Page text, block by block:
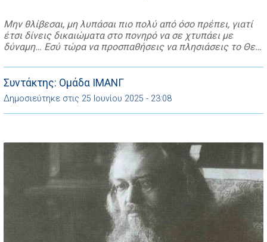
ΕΠΙΚΟΙΝΩΝΙΑ
Μην θλίβεσαι, μη λυπάσαι πιο πολύ από όσο πρέπει, γιατί
έτσι δίνεις δικαιώματα στο πονηρό να σε χτυπάει με
δύναμη… Εσύ τώρα να προσπαθήσεις να πλησιάσεις το Θεό
Τήρησε το κανόνα που σου έχει δώσει ο πνευματικός σου
και προσπάθησε να αισθανθείς το Θεό. Κάνε […]
Συντάκτης: Ομάδα ΙΜΑΝΓ
Δημοσιεύτηκε στις 25 Ιουνίου 2025 - 23:08